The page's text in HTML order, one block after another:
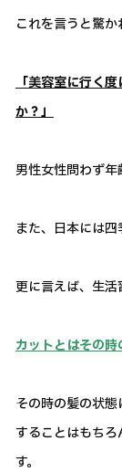
これを言うと驚
「美容室に行く
か？」
男性女性問わず年
また、日本には四
更に言えば、生活
カットとはその
その時の髪の状
することはもち
す。